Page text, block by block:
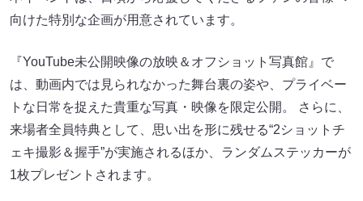
向けた特別な企画が用意されています。
『YouTube未公開映像の放映＆オフショット写真館』で
は、動画内では見られなかった舞台裏の姿や、プライベー
トな日常を捉えた貴重な写真・映像を限定公開。 さらに、
来場者全員特典として、思い出を形に残せる“2ショットチ
ェキ撮影＆握手”が実施されるほか、ランダムステッカーが
1枚プレゼントされます。